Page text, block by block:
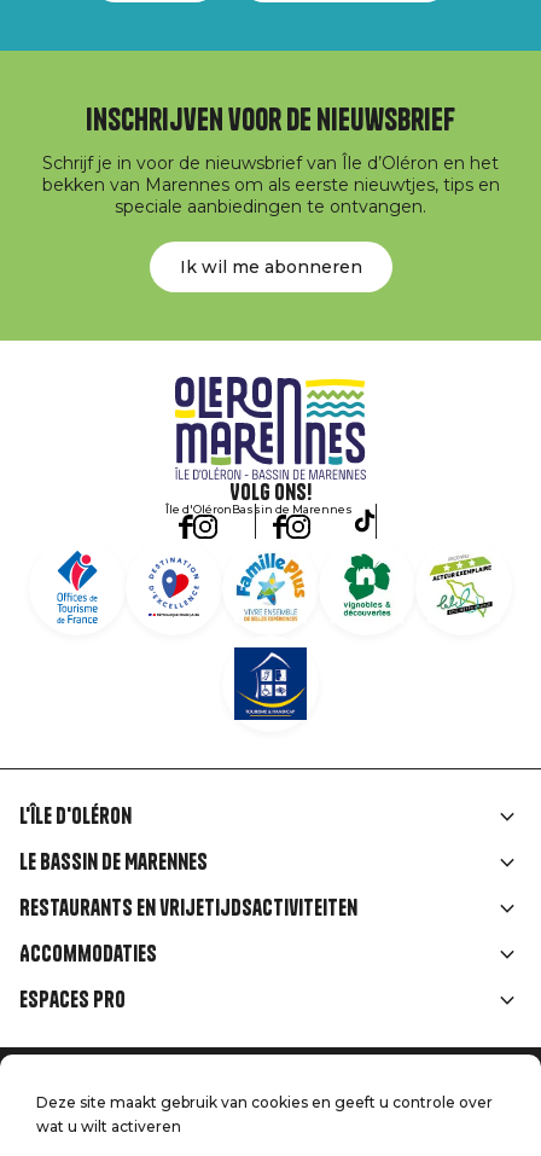
Inschrijven voor de nieuwsbrief
Schrijf je in voor de nieuwsbrief van Île d’Oléron en het
bekken van Marennes om als eerste nieuwtjes, tips en
speciale aanbiedingen te ontvangen.
Ik wil me abonneren
Volg ons!
Île d'OléronBassin de Marennes
Liens
rubriques
L'île d'Oléron
Le Bassin de Marennes
Restaurants en vrijetijdsactiviteiten
Accommodaties
Espaces Pro
Menu
Juridische informatie
Druk op
Deze site maakt gebruik van cookies en geeft u controle over
wat u wilt activeren